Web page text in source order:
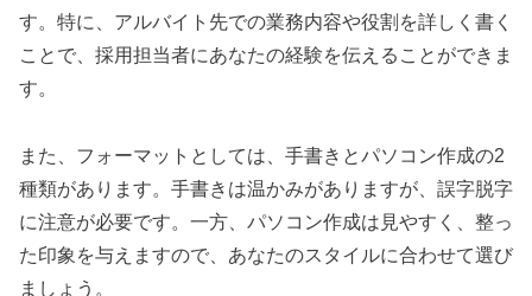
す。特に、アルバイト先での業務内容や役割を詳しく書く
ことで、採用担当者にあなたの経験を伝えることができま
す。
また、フォーマットとしては、手書きとパソコン作成の2
種類があります。手書きは温かみがありますが、誤字脱字
に注意が必要です。一方、パソコン作成は見やすく、整っ
た印象を与えますので、あなたのスタイルに合わせて選び
ましょう。